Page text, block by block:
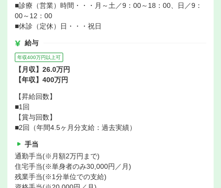
■診療（営業）時間・・・月～土／9：00～18：00、日／9：
00～12：00
■休診（定休）日・・・祝日
給与
年収400万円以上可
【月収】26.0万円
【年収】400万円
【昇給回数】
■1回
【賞与回数】
■2回（年間4.5ヶ月分支給：過去実績）
手当
通勤手当(※月額2万円まで)
住宅手当(※単身者のみ30,000円／月)
残業手当(※1分単位での支給)